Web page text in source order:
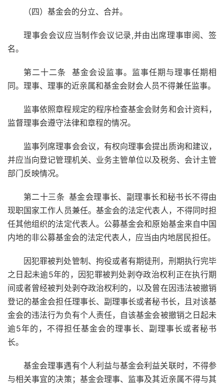
（四）基金会的分立、合并。
理事会会议应当制作会议记录,并由出席理事审阅、签
名。
第二十二条 基金会设监事。监事任期与理事任期相
同。理事、理事的近亲属和基金会财会人员不得兼任监事。
监事依照章程规定的程序检查基金会财务和会计资料，
监督理事会遵守法律和章程的情况。
监事列席理事会会议，有权向理事会提出质询和建议，
并应当向登记管理机关、业务主管单位以及税务、会计主管
部门反映情况。
第二十三条 基金会理事长、副理事长和秘书长不得由
现职国家工作人员兼任。基金会的法定代表人，不得同时担
任其他组织的法定代表人。公募基金会和原始基金来自中国
内地的非公募基金会的法定代表人，应当由内地居民担任。
因犯罪被判处管制、拘役或者有期徒刑，刑期执行完毕
之日起未逾5年的，因犯罪被判处剥夺政治权利正在执行期
间或者曾经被判处剥夺政治权利的，以及曾在因违法被撤销
登记的基金会担任理事长、副理事长或者秘书长，且对该基
金会的违法行为负有个人责任，自该基金会被撤销之日起未
逾5年的，不得担任基金会的理事长、副理事长或者秘书
长。
基金会理事遇有个人利益与基金会利益关联时，不得参
与相关事宜的决策；基金会理事、监事及其近亲属不得与其